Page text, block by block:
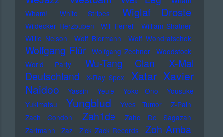
Wham!
White Stripes Wiglaf Droste
Wildecker Herzbuben Will Ferrell
William Shatner
Willie Nelson
Wolf Biermann Wolf Wondratschek
Wolfgang Flür Wolfgang Zechner
Woodstock
World Party
Wu-Tang Clan
X-Mal
Deutschland
X-Ray Spex Xatar Xavier
Naidoo
Yassin Yeule Yoko Ono
Yousuke
Yukimatsu
Yungblud Yves Tumor
Z-Pain
Zach Condon
Zah1de
Zaho De Sagazan
Zartmann
Zaz Zick Zack Records Zoh Amba